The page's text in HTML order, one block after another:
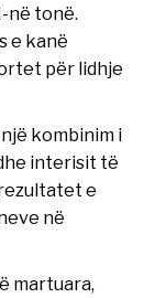
në tonë.
e kanë
për lidhje
kombinim i
interisit të
e
në
martuara,